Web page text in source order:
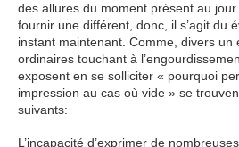
des allures du moment présent au
fournir une différent, donc, il s’agit du
instant maintenant. Comme, divers un
ordinaires touchant à
exposent en se solliciter « pourquoi
impression au cas où vide » se
suivants:
L’incapacité d’exprimer de